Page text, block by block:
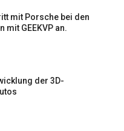
mit Porsche bei den
mit GEEKVP an.
der 3D-